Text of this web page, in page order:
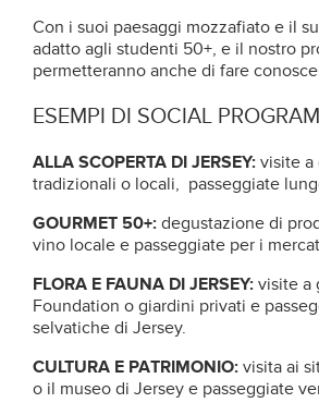
Con i suoi paesaggi mozzafiato e il
adatto agli studenti 50+, e il nostro
permetteranno anche di fare
ESEMPI DI SOCIAL
ALLA SCOPERTA DI JERSEY: visite
tradizionali o locali, passeggiate
GOURMET 50+: degustazione di
vino locale e passeggiate per i
FLORA E FAUNA DI JERSEY: visite a
Foundation o giardini privati e
selvatiche di Jersey.
CULTURA E PATRIMONIO: visita ai
o il museo di Jersey e passeggiate